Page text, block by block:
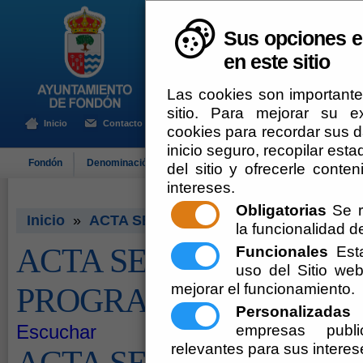
Sus opciones
en este sitio
Las cookies son
sitio. Para mejorar su
cookies para recordar sus
inicio seguro, recopilar
del sitio y ofrecerle
intereses.
Obligatorias Se
la funcionalidad
Funcionales
uso del Sitio
mejorar el funcionamiento.
Personalizadas
empresas
relevantes para sus
Inicio Contacto
Fondón Denominación de Origen El Ayuntamiento Turismo
Inicio » ACTA SELECCION PERSONAL
ACTA SELECCION
PROGRAMA EMPLEA
Escuchar